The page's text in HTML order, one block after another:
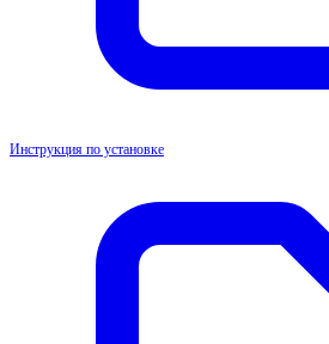
Инструкция по установке